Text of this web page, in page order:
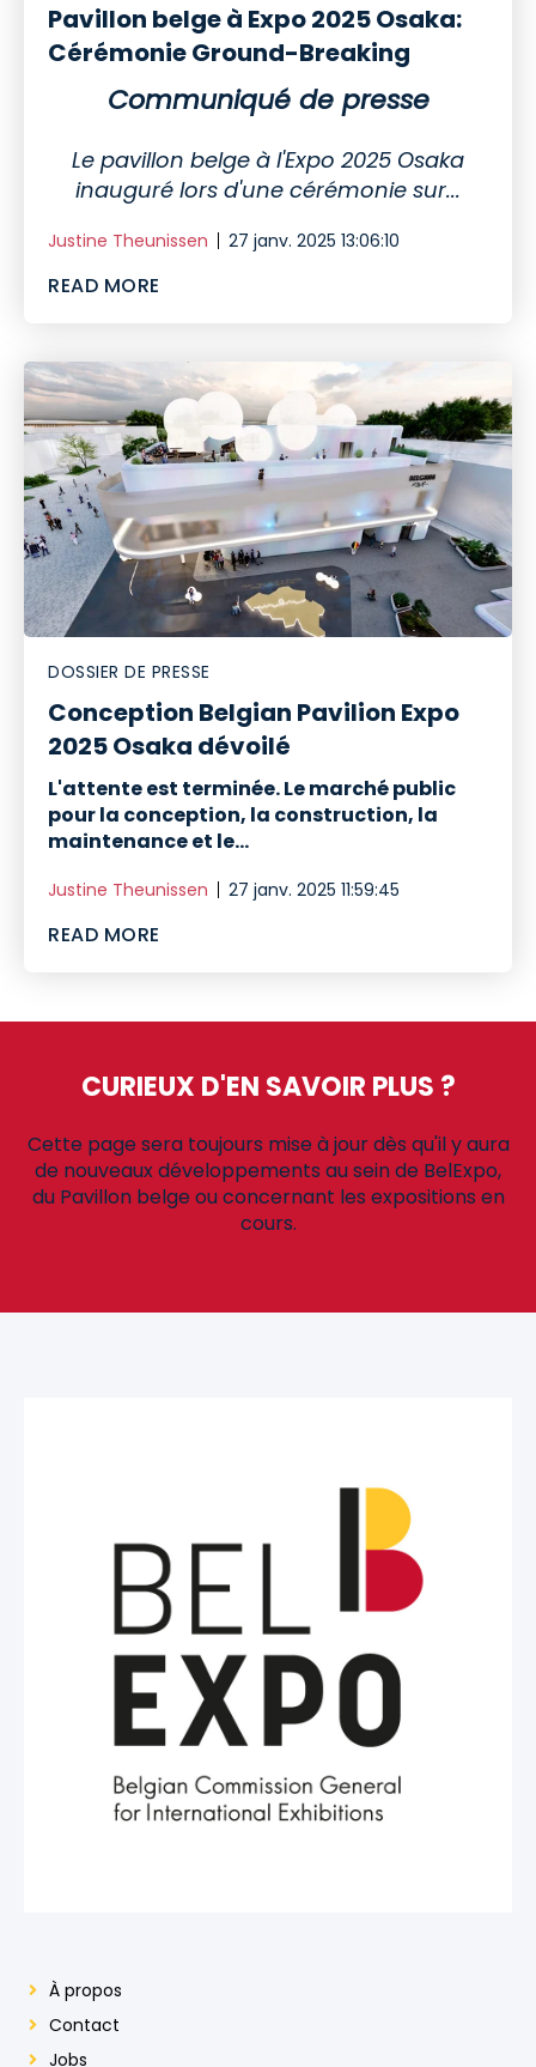
Pavillon belge à Expo 2025 Osaka:
Cérémonie Ground-Breaking
Communiqué de presse
Le pavillon belge à l'Expo 2025 Osaka
inauguré lors d'une cérémonie sur...
Justine Theunissen 27 janv. 2025 13:06:10
READ MORE
DOSSIER DE PRESSE
Conception Belgian Pavilion Expo
2025 Osaka dévoilé
L'attente est terminée. Le marché public
pour la conception, la construction, la
maintenance et le...
Justine Theunissen 27 janv. 2025 11:59:45
READ MORE
CURIEUX D'EN SAVOIR PLUS ?
Cette page sera toujours mise à jour dès qu'il y aura
de nouveaux développements au sein de BelExpo,
du Pavillon belge ou concernant les expositions en
cours.
À propos
Contact
Jobs